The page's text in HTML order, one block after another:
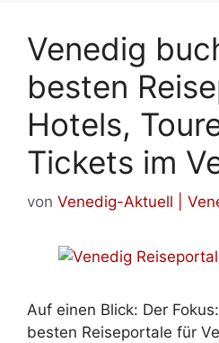
Venedig
besten
Hotels,
Tickets im
von Venedig-Aktuell |
Auf einen Blick: Der
besten Reiseportale für